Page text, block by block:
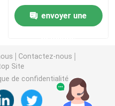
pour hommes
envoyer une
Contactez-nous
Site
de confidentialité